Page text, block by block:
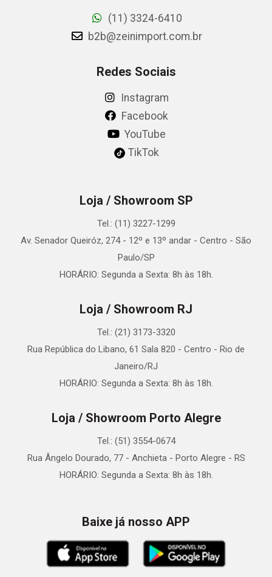
(11) 3324-6410
b2b@zeinimport.com.br
Redes Sociais
Instagram
Facebook
YouTube
TikTok
Loja / Showroom SP
Tel.: (11) 3227-1299
Av. Senador Queiróz, 274 - 12º e 13º andar - Centro - São
Paulo/SP
HORÁRIO: Segunda a Sexta: 8h às 18h.
Loja / Showroom RJ
Tel.: (21) 3173-3320
Rua República do Libano, 61 Sala 820 - Centro - Rio de
Janeiro/RJ
HORÁRIO: Segunda a Sexta: 8h às 18h.
Loja / Showroom Porto Alegre
Tel.: (51) 3554-0674
Rua Ângelo Dourado, 77 - Anchieta - Porto Alegre - RS
HORÁRIO: Segunda a Sexta: 8h às 18h.
Baixe já nosso APP